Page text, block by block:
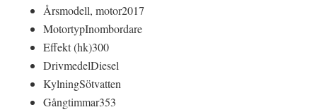
Årsmodell, motor2017
MotortypInombordare
Effekt (hk)300
DrivmedelDiesel
KylningSötvatten
Gångtimmar353